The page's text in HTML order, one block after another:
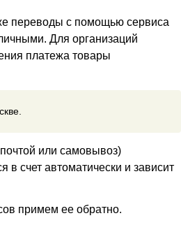
переводы с помощью сервиса
Для организаций
платежа товары
или самовывоз)
в счет автоматически и зависит
примем ее обратно.